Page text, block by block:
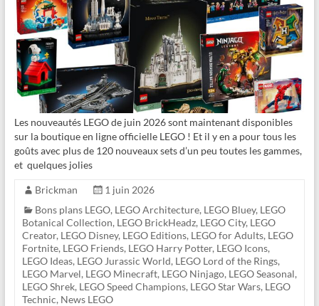
Les nouveautés LEGO de juin 2026 sont maintenant disponibles
sur la boutique en ligne officielle LEGO ! Et il y en a pour tous les
goûts avec plus de 120 nouveaux sets d’un peu toutes les gammes,
et quelques jolies
Brickman
1 juin 2026
Bons plans LEGO, LEGO Architecture, LEGO Bluey, LEGO
Botanical Collection, LEGO BrickHeadz, LEGO City, LEGO
Creator, LEGO Disney, LEGO Editions, LEGO for Adults, LEGO
Fortnite, LEGO Friends, LEGO Harry Potter, LEGO Icons,
LEGO Ideas, LEGO Jurassic World, LEGO Lord of the Rings,
LEGO Marvel, LEGO Minecraft, LEGO Ninjago, LEGO Seasonal,
LEGO Shrek, LEGO Speed Champions, LEGO Star Wars, LEGO
Technic, News LEGO